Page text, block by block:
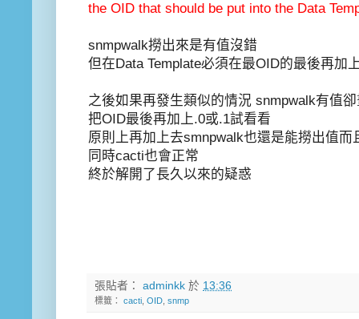
the OID that should be put into the Data
snmpwalk撈出來是有值沒錯
但在Data Template必須在最OID的最後再加
之後如果再發生類似的情況 snmpwalk有值
把OID最後再加上.0或.1試看看
原則上再加上去smnpwalk也還是能撈出值而
同時cacti也會正常
終於解開了長久以來的疑惑
張貼者： adminkk 於 13:36
標籤： cacti OID snmp